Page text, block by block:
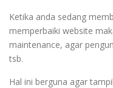
Ketika anda sedang
memperbaiki website
maintenance, agar
tsb.
Hal ini berguna agar